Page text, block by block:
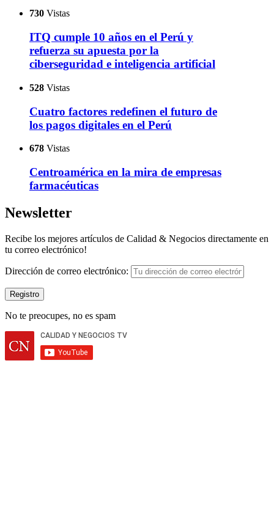
730 Vistas
ITQ cumple 10 años en el Perú y
refuerza su apuesta por la
ciberseguridad e inteligencia artificial
528 Vistas
Cuatro factores redefinen el futuro de
los pagos digitales en el Perú
678 Vistas
Centroamérica en la mira de empresas
farmacéuticas
Newsletter
Recibe los mejores artículos de Calidad & Negocios directamente en
tu correo electrónico!
Dirección de correo electrónico:
No te preocupes, no es spam